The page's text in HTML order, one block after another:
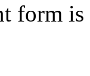
form